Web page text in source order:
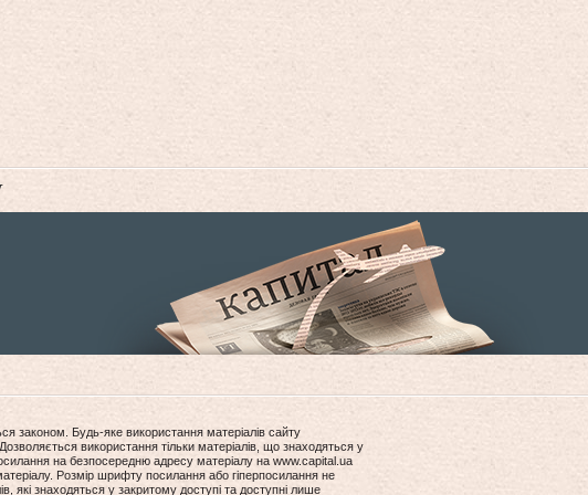
законом. Будь-яке використання матеріалів сайту
. Дозволяється використання тільки матеріалів, що знаходяться у
на безпосередню адресу матеріалу на www.capital.ua
Розмір шрифту посилання або гіперпосилання не
знаходяться у закритому доступі та доступні лише